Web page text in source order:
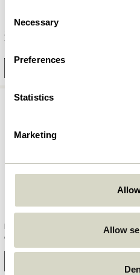
Selection
Necessary
Preferences
Statistics
Marketing
Allow
Stone Tablett Terrazzo
729,00
Elevate Tablett Naturfarben
699,00